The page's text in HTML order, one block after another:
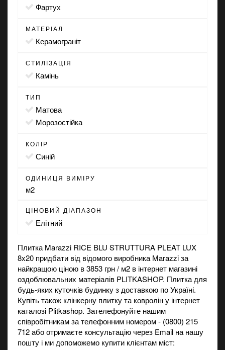
фартух
МАТЕРІАЛ
Керамограніт
СТИЛІЗАЦІЯ
камінь
ТИП
матова
морозостійка
КОЛІР
синій
ОДИНИЦЯ ВИМІРУ
м2
ЦІНОВИЙ ДІАПАЗОН
Елітний
Плитка Marazzi RICE BLU STRUTTURA PLEAT LUX
8x20 придбати від відомого виробника Marazzi за
найкращою ціною в 3853 грн / м2 в інтернет магазині
оздоблювальних матеріалів PLITKASHOP. Плитка для
будь-яких куточків будинку з доставкою по Україні.
Купіть також клінкерну плиткута ковроліну інтернет
каталозі Plitkashop. Зателефонуйте нашим
співробітникам за телефонним номером - (0800) 215
712 або отримаєте консультацію через Email на нашу
пошту і ми допоможемо купити клієнтам міст: